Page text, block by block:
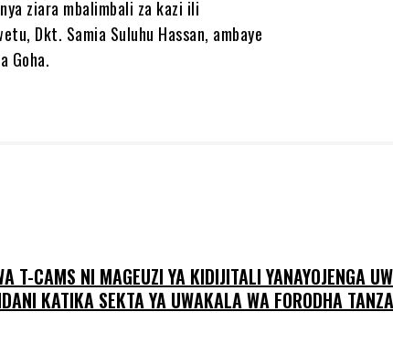
ziara mbalimbali za kazi ili
Dkt. Samia Suluhu Hassan, ambaye
Goha.
T-CAMS NI MAGEUZI YA KIDIJITALI YANAYOJENGA
KATIKA SEKTA YA UWAKALA WA FORODHA